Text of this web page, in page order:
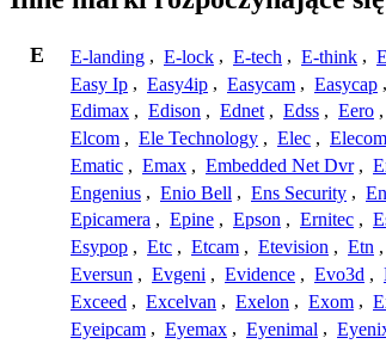
E E-landing , E-lock , E-tech , E-think ,
Easy Ip , Easy4ip , Easycam , Easycap ,
Edimax , Edison , Ednet , Edss , Eero ,
Elcom , Ele Technology , Elec , Elecom
Ematic , Emax , Embedded Net Dvr ,
Engenius , Enio Bell , Ens Security ,
Epicamera , Epine , Epson , Ernitec ,
Esypop , Etc , Etcam , Etevision , Etn ,
Eversun , Evgeni , Evidence , Evo3d ,
Exceed , Excelvan , Exelon , Exom ,
Eyeipcam , Eyemax , Eyenimal ,